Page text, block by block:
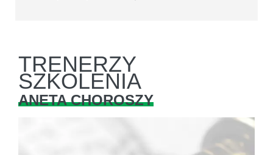
TRENERZY
SZKOLENIA
ANETA CHOROSZY